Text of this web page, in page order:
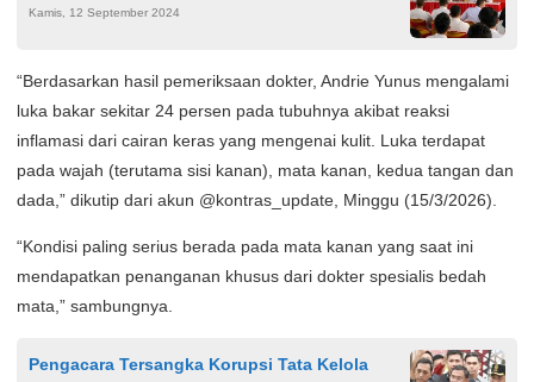
Kamis, 12 September 2024
“Berdasarkan hasil pemeriksaan dokter, Andrie Yunus mengalami
luka bakar sekitar 24 persen pada tubuhnya akibat reaksi
inflamasi dari cairan keras yang mengenai kulit. Luka terdapat
pada wajah (terutama sisi kanan), mata kanan, kedua tangan dan
dada,” dikutip dari akun @kontras_update, Minggu (15/3/2026).
“Kondisi paling serius berada pada mata kanan yang saat ini
mendapatkan penanganan khusus dari dokter spesialis bedah
mata,” sambungnya.
Pengacara Tersangka Korupsi Tata Kelola